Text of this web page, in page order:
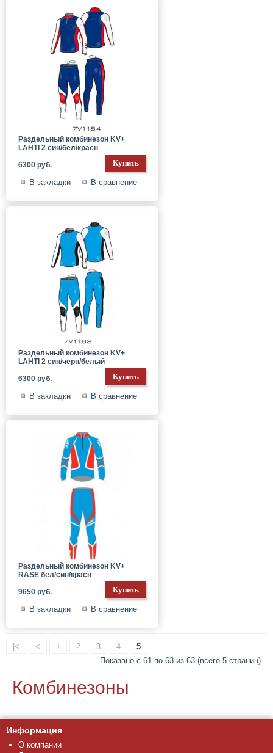
Раздельный комбинезон KV+
LAHTI 2 син/бел/красн
6300 руб.
В закладки В сравнение
Раздельный комбинезон KV+
LAHTI 2 син/черн/белый
6300 руб.
В закладки В сравнение
Раздельный комбинезон KV+
RASE бел/син/красн
9650 руб.
В закладки В сравнение
|< < 1 2 3 4
5
Показано с 61 по 63 из 63 (всего 5 страниц)
Комбинезоны
Информация
О компании